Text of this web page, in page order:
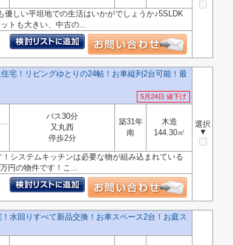
しい平坦地での生活はいかがでしょうか♪5SLDK
トも大きい、中古の...
宅！リビングゆとりの24帖！お車縦列2台可能！最
5月24日 値下げ
選択
▼
バス30分
又丸西
停歩2分
築31年
南
木造
144.30㎡
システムキッチンは必要な物が組み込まれている
円の物件です！こ...
水回りすべて新品交換！お車スペース2台！お庭ス